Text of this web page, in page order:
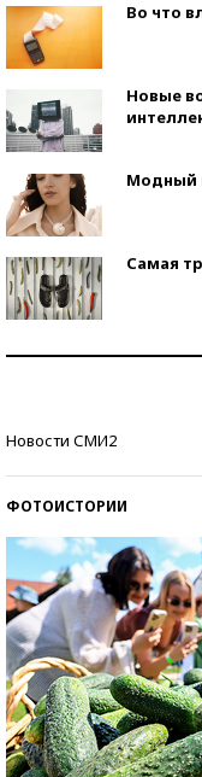
Во что
Новые
Модный
Самая
Новости СМИ2
ФОТОИСТОРИИ